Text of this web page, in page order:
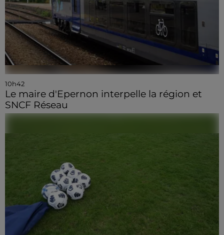
10h42
Le maire d'Epernon interpelle la région et
SNCF Réseau